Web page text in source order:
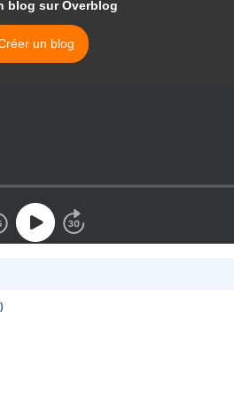
blog sur Overblog
un blog